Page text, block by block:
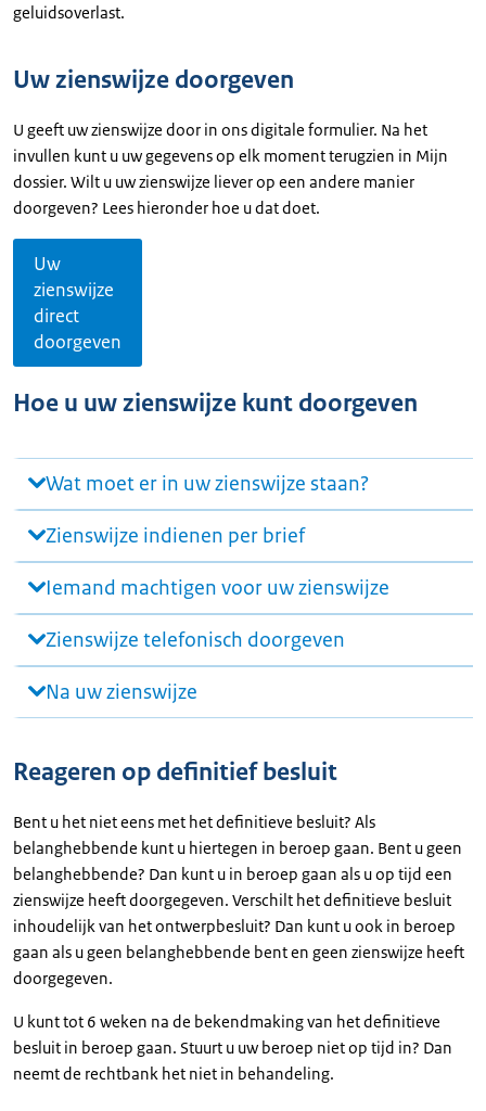
geluidsoverlast.
Uw zienswijze doorgeven
U geeft uw zienswijze door in ons digitale formulier. Na het
invullen kunt u uw gegevens op elk moment terugzien in Mijn
dossier. Wilt u uw zienswijze liever op een andere manier
doorgeven? Lees hieronder hoe u dat doet.
Uw
zienswijze
direct
doorgeven
Hoe u uw zienswijze kunt doorgeven
Wat moet er in uw zienswijze staan?
Zienswijze indienen per brief
Iemand machtigen voor uw zienswijze
Zienswijze telefonisch doorgeven
Na uw zienswijze
Reageren op definitief besluit
Bent u het niet eens met het definitieve besluit? Als
belanghebbende kunt u hiertegen in beroep gaan. Bent u geen
belanghebbende? Dan kunt u in beroep gaan als u op tijd een
zienswijze heeft doorgegeven. Verschilt het definitieve besluit
inhoudelijk van het ontwerpbesluit? Dan kunt u ook in beroep
gaan als u geen belanghebbende bent en geen zienswijze heeft
doorgegeven.
U kunt tot 6 weken na de bekendmaking van het definitieve
besluit in beroep gaan. Stuurt u uw beroep niet op tijd in? Dan
neemt de rechtbank het niet in behandeling.